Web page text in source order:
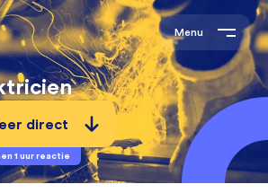
Menu
direct
1 uur reactie